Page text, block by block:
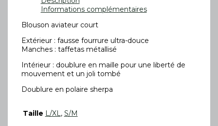
Informations complémentaires
Blouson aviateur court
Extérieur : fausse fourrure ultra-douce
Manches : taffetas métallisé
Intérieur : doublure en maille pour une liberté de
mouvement et un joli tombé
Doublure en polaire sherpa
Taille L/XL, S/M